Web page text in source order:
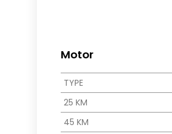
Motor
TYPE
25 KM
45 KM